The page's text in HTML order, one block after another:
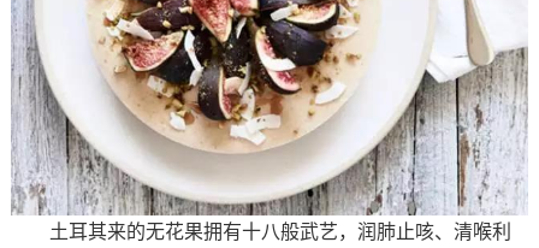
土耳其来的无花果拥有十八般武艺，润肺止咳、清喉利